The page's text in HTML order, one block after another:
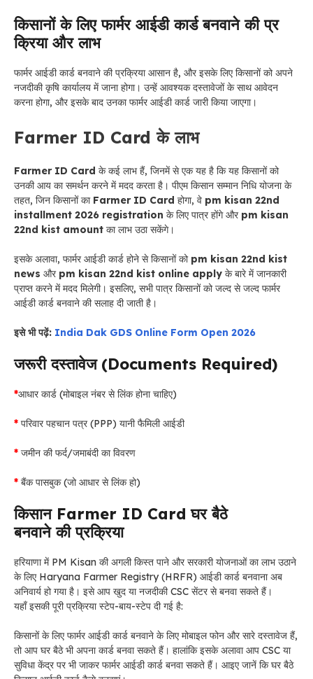
किसानों के लिए फार्मर आईडी कार्ड बनवाने की प्र
क्रिया और लाभ
फार्मर आईडी कार्ड बनवाने की प्रक्रिया आसान है, और इसके लिए किसानों को अपने
नजदीकी कृषि कार्यालय में जाना होगा। उन्हें आवश्यक दस्तावेजों के साथ आवेदन
करना होगा, और इसके बाद उनका फार्मर आईडी कार्ड जारी किया जाएगा।
Farmer ID Card के लाभ
Farmer ID Card के कई लाभ हैं, जिनमें से एक यह है कि यह किसानों को
उनकी आय का समर्थन करने में मदद करता है। पीएम किसान सम्मान निधि योजना के
तहत, जिन किसानों का Farmer ID Card होगा, वे pm kisan 22nd
installment 2026 registration के लिए पात्र होंगे और pm kisan
22nd kist amount का लाभ उठा सकेंगे।
इसके अलावा, फार्मर आईडी कार्ड होने से किसानों को pm kisan 22nd kist
news और pm kisan 22nd kist online apply के बारे में जानकारी
प्राप्त करने में मदद मिलेगी। इसलिए, सभी पात्र किसानों को जल्द से जल्द फार्मर
आईडी कार्ड बनवाने की सलाह दी जाती है।
इसे भी पढ़ें: India Dak GDS Online Form Open 2026
जरूरी दस्तावेज (Documents Required)
*आधार कार्ड (मोबाइल नंबर से लिंक होना चाहिए)
* परिवार पहचान पत्र (PPP) यानी फैमिली आईडी
* जमीन की फर्द/जमाबंदी का विवरण
* बैंक पासबुक (जो आधार से लिंक हो)
किसान Farmer ID Card घर बैठे
बनवाने की प्रक्रिया
हरियाणा में PM Kisan की अगली किस्त पाने और सरकारी योजनाओं का लाभ उठाने
के लिए Haryana Farmer Registry (HRFR) आईडी कार्ड बनवाना अब
अनिवार्य हो गया है। इसे आप खुद या नजदीकी CSC सेंटर से बनवा सकते हैं।
यहाँ इसकी पूरी प्रक्रिया स्टेप-बाय-स्टेप दी गई है:
किसानों के लिए फार्मर आईडी कार्ड बनवाने के लिए मोबाइल फोन और सारे दस्तावेज हैं,
तो आप घर बैठे भी अपना कार्ड बनवा सकते हैं। हालांकि इसके अलावा आप CSC या
सुविधा केंद्र पर भी जाकर फार्मर आईडी कार्ड बनवा सकते हैं। आइए जानें कि घर बैठे